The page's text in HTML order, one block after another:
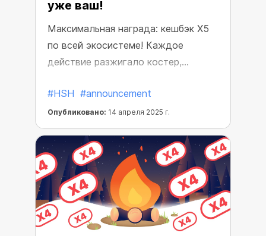
уже ваш!
Максимальная награда: кешбэк X5
по всей экосистеме! Каждое
действие разжигало костер,
наградам.
#HSH #announcement
Опубликовано: 14 апреля 2025 г.